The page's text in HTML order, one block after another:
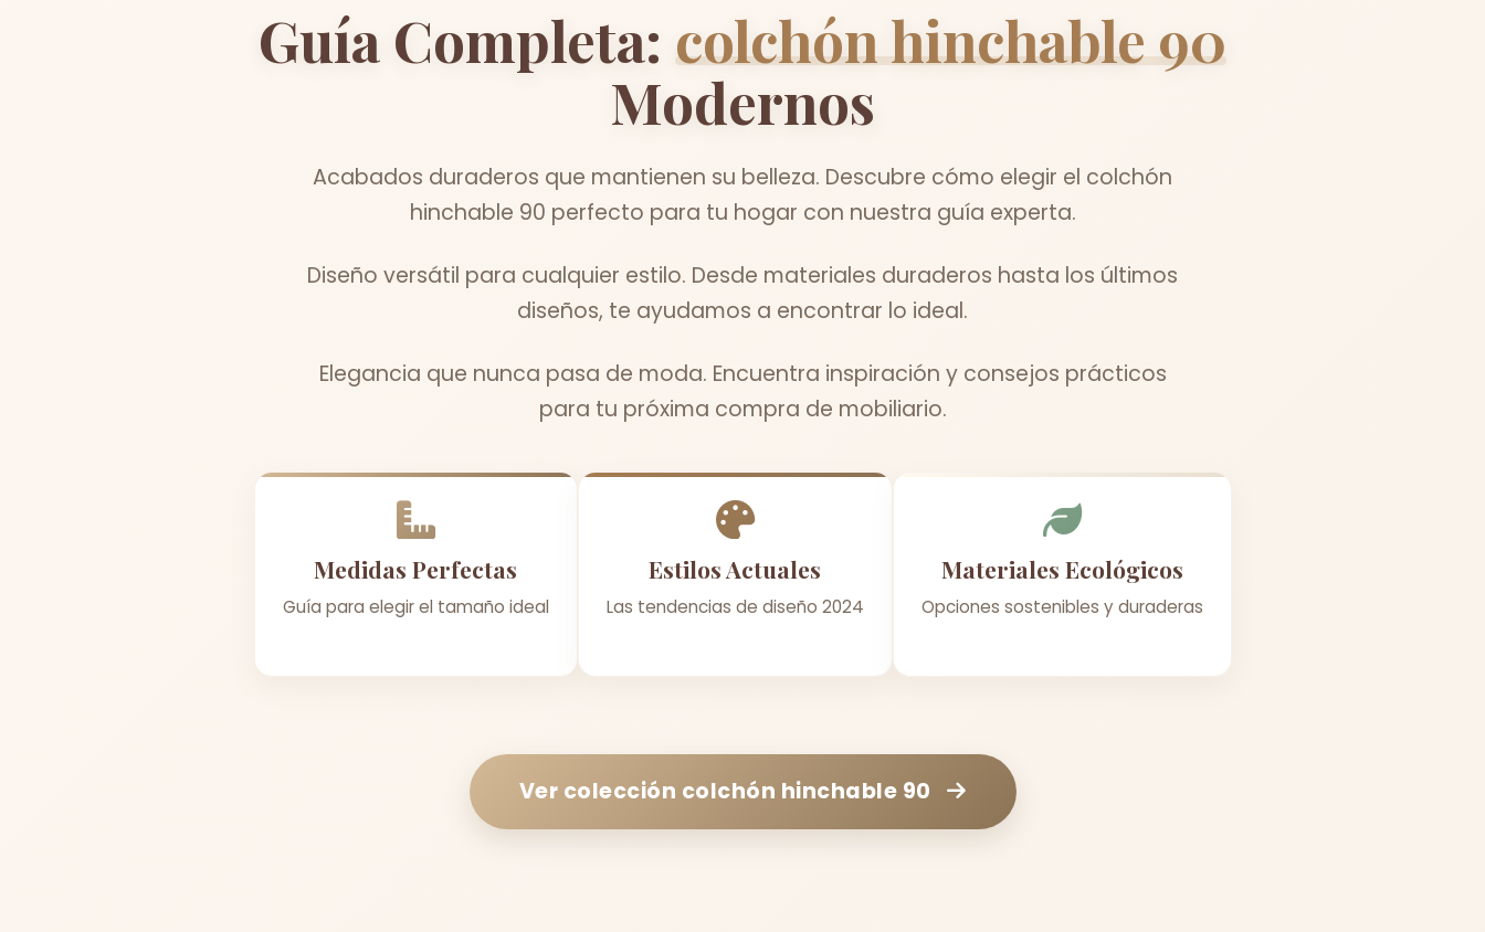
Guía Completa: colchón hinchable 90
Modernos
Acabados duraderos que mantienen su belleza. Descubre cómo elegir el colchón
hinchable 90 perfecto para tu hogar con nuestra guía experta.
Diseño versátil para cualquier estilo. Desde materiales duraderos hasta los últimos
diseños, te ayudamos a encontrar lo ideal.
Elegancia que nunca pasa de moda. Encuentra inspiración y consejos prácticos
para tu próxima compra de mobiliario.
Medidas Perfectas
Guía para elegir el tamaño ideal
Estilos Actuales
Las tendencias de diseño 2024
Materiales Ecológicos
Opciones sostenibles y duraderas
Ver colección colchón hinchable 90